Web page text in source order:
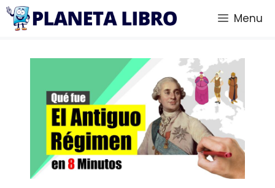
Saltar
Menu